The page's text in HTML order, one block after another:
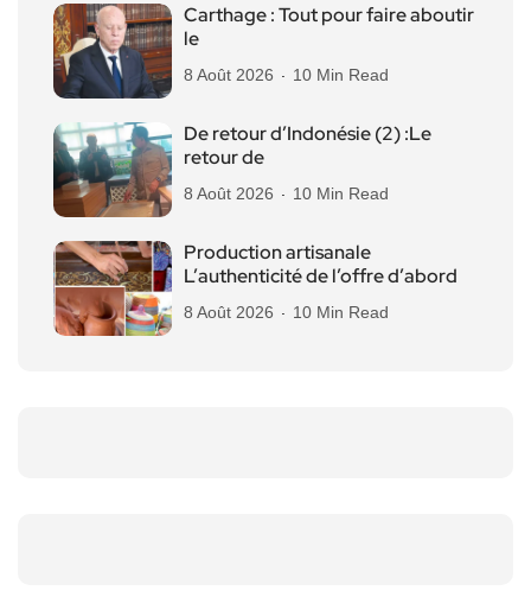
Carthage : Tout pour faire aboutir
le
8 Août 2026 10 Min Read
De retour d’Indonésie (2) :Le
retour de
8 Août 2026 10 Min Read
Production artisanale
L’authenticité de l’offre d’abord
8 Août 2026 10 Min Read